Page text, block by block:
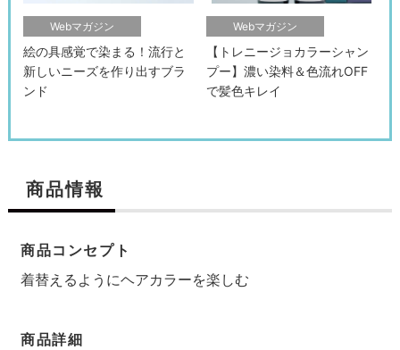
Webマガジン
絵の具感覚で染まる！流行と
新しいニーズを作り出すブラ
ンド
Webマガジン
【トレニージョカラーシャン
プー】濃い染料＆色流れOFF
で髪色キレイ
商品情報
商品コンセプト
着替えるようにヘアカラーを楽しむ
商品詳細